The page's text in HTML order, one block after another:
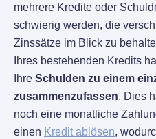
mehrere Kredite oder
schwierig werden, die
Zinssätze im Blick zu
Ihres bestehenden Kredits
Ihre Schulden zu einem
zusammenzufassen. Dies
noch eine monatliche
einen Kredit ablösen,